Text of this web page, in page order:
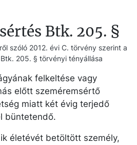
Btk. 205. §
szóló 2012. évi C. törvény szerint a
205. § törvényi tényállása
felkeltése vagy
előtt szeméremsértő
miatt két évig terjedő
büntetendő.
életévét betöltött személy,